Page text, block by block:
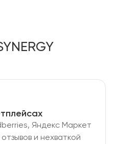
Яндекс Маркет
и нехваткой